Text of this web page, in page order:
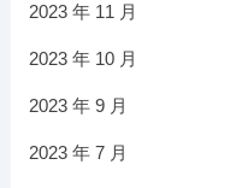
2023 年 11 月
2023 年 10 月
2023 年 9 月
2023 年 7 月